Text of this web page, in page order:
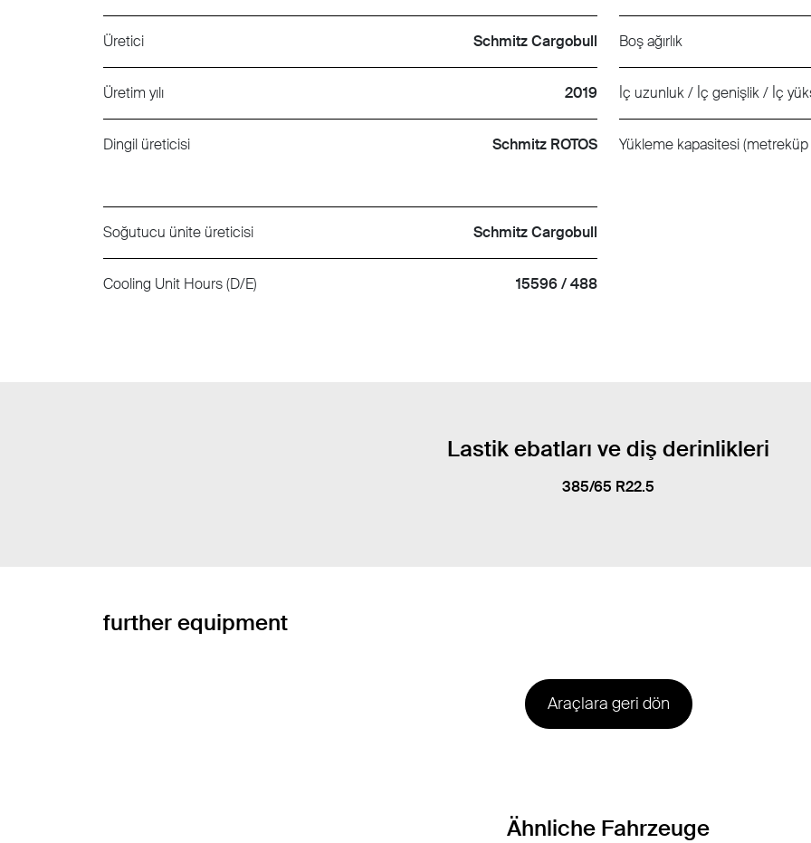
Üretici Schmitz Cargobull
Üretim yılı 2019
Dingil üreticisi Schmitz ROTOS
Boş ağırlık
İç uzunluk / İç genişlik / İç
Yükleme kapasitesi
Soğutucu ünite üreticisi Schmitz Cargobull
Cooling Unit Hours (D/E) 15596 / 488
Lastik ebatları ve diş derinlikleri
385/65 R22.5
further equipment
Araçlara geri dön
Ähnliche Fahrzeuge